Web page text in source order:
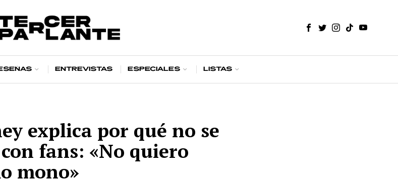
Entrevistas Especiales Listas
explica por qué no se
con fans: «No quiero
mono»